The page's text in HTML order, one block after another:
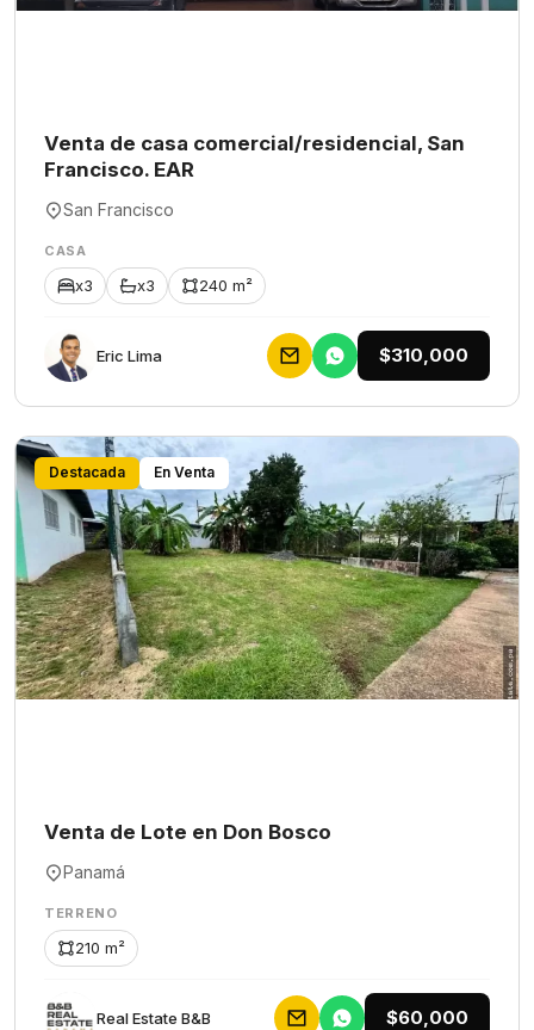
Venta de casa comercial/residencial, San
Francisco. EAR
San Francisco
CASA
x3 x3 240 m²
Eric Lima $310,000
Destacada En Venta
Venta de Lote en Don Bosco
Panamá
TERRENO
210 m²
Rеаl Еstаtе В&В $60,000